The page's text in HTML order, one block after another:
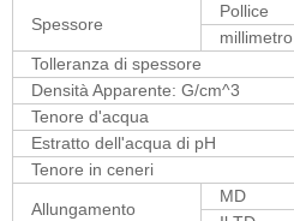
Spessore
Pollice
millimetro
Tolleranza di spessore
Densità Apparente: G/cm^3
Tenore d'acqua
Estratto dell'acqua di pH
Tenore in ceneri
Allungamento
MD